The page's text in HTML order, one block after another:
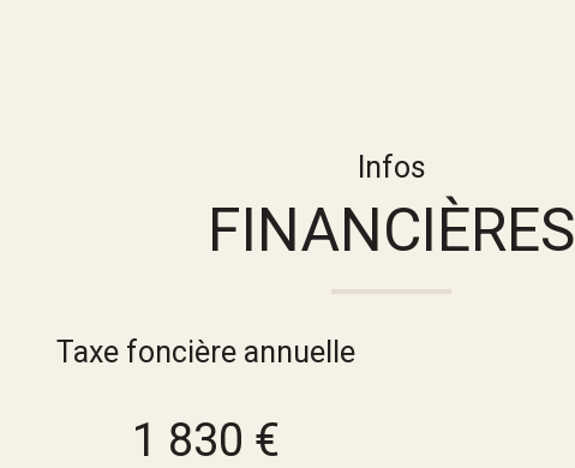
Infos
FINANCIÈRES
Taxe foncière annuelle
1 830 €